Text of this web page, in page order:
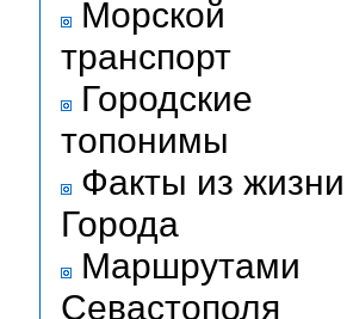
Морской
транспорт
Городские
топонимы
Факты из жизни
Города
Маршрутами
Севастополя